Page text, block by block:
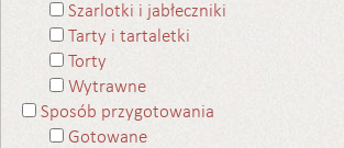
Szarlotki i jabłeczniki
Tarty i tartaletki
Torty
Wytrawne
Sposób przygotowania
Gotowane